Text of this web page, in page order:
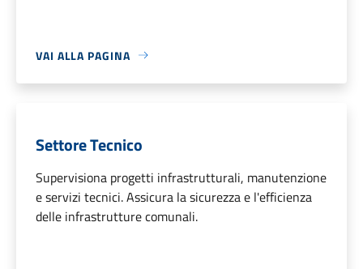
VAI ALLA PAGINA
Settore Tecnico
Supervisiona progetti infrastrutturali, manutenzione
e servizi tecnici. Assicura la sicurezza e l'efficienza
delle infrastrutture comunali.